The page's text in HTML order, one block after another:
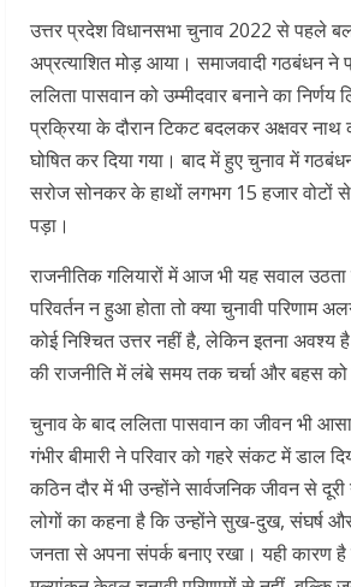
उत्तर प्रदेश विधानसभा चुनाव 2022 से पहले
अप्रत्याशित मोड़ आया। समाजवादी गठबंधन ने
ललिता पासवान को उम्मीदवार बनाने का
प्रक्रिया के दौरान टिकट बदलकर अक्षवर नाथ
घोषित कर दिया गया। बाद में हुए चुनाव में
सरोज सोनकर के हाथों लगभग 15 हजार वोटों से
पड़ा।
राजनीतिक गलियारों में आज भी यह सवाल
परिवर्तन न हुआ होता तो क्या चुनावी
कोई निश्चित उत्तर नहीं है, लेकिन इतना अवश्य
की राजनीति में लंबे समय तक चर्चा और बहस को
चुनाव के बाद ललिता पासवान का जीवन भी
गंभीर बीमारी ने परिवार को गहरे संकट में डाल
कठिन दौर में भी उन्होंने सार्वजनिक जीवन से
लोगों का कहना है कि उन्होंने सुख-दुख, संघर्ष
जनता से अपना संपर्क बनाए रखा। यही कारण